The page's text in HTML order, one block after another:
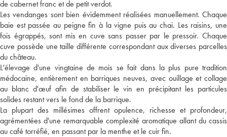
de cabernet franc et de petit verdot.
Les vendanges sont bien évidemment réalisées manuellement. Chaque
baie est passée au peigne fin à la vigne puis au chai. Les raisins, une
fois égrappés, sont mis en cuve sans passer par le pressoir. Chaque
cuve possède une taille différente correspondant aux diverses parcelles
du château.
L'élevage d'une vingtaine de mois se fait dans la plus pure tradition
médocaine, entièrement en barriques neuves, avec ouillage et collage
au blanc d'œuf afin de stabiliser le vin en précipitant les particules
solides restant vers le fond de la barrique.
La plupart des millésimes offrent opulence, richesse et profondeur,
agrémentées d'une remarquable complexité aromatique allant du cassis
au café torréfié, en passant par la menthe et le cuir fin.